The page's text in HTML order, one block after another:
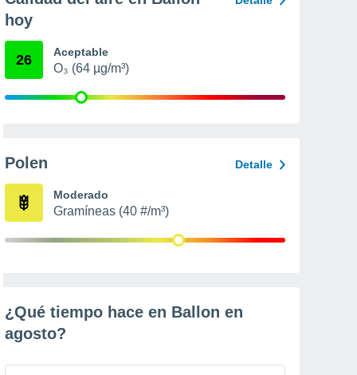
hoy
26 Aceptable
O₃ (64 µg/m³)
Polen Detalle
Moderado
Gramíneas (40 #/m³)
¿Qué tiempo hace en Ballon en
agosto?